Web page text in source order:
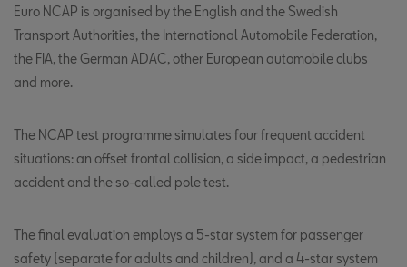
Euro NCAP is organised by the English and the Swedish
Transport Authorities, the International Automobile Federation,
the FIA, the German ADAC, other European automobile clubs
and more.
The NCAP test programme simulates four frequent accident
situations: an offset frontal collision, a side impact, a pedestrian
accident and the so-called pole test.
The final evaluation employs a 5-star system for passenger
safety (separate for adults and children), and a 4-star system